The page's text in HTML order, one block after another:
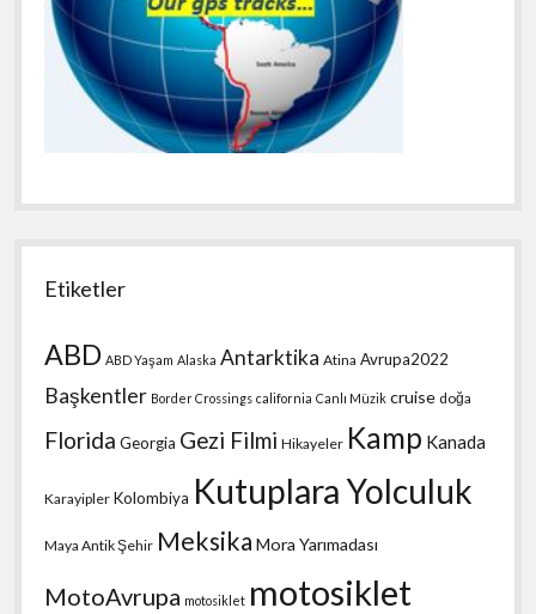
Etiketler
ABD ABD Yaşam Alaska Antarktika Atina Avrupa2022
Başkentler Border Crossings california Canlı Müzik cruise doğa
Florida Georgia Gezi Filmi Hikayeler Kamp Kanada
Karayipler Kolombiya Kutuplara Yolculuk
Maya Antik Şehir Meksika Mora Yarımadası
MotoAvrupa motosiklet motosiklet